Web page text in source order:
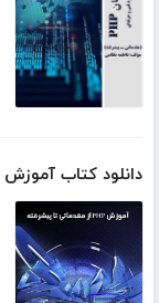
دانلود کتاب آموزش PHP از مقدماتی تا پیشرفته